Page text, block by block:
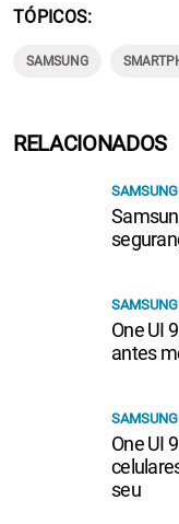
TÓPICOS
SAMSUNG
RELACIONADOS
SAMSUNG
SAMSUNG
One UI
antes
SAMSUNG
One UI
seu